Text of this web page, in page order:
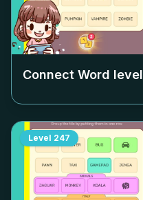
Connect Word level
Level 247